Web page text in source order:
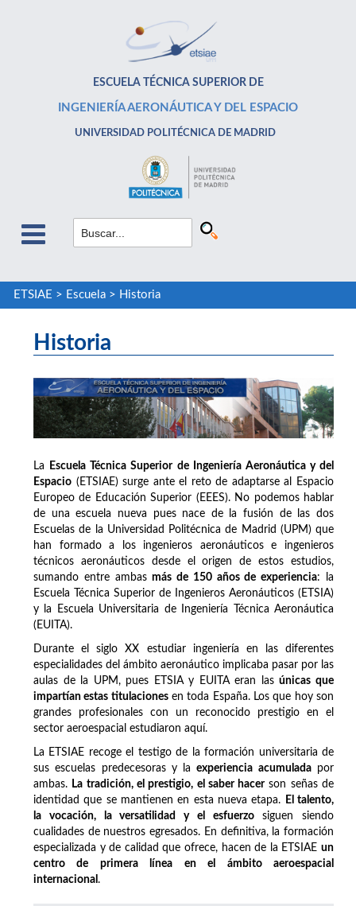
ESCUELA TÉCNICA SUPERIOR DE
INGENIERÍA AERONÁUTICA Y DEL ESPACIO
UNIVERSIDAD POLITÉCNICA DE MADRID
ETSIAE > Escuela> Historia
Historia
La
Escuela Técnica Superior de Ingeniería Aeronáutica y del
Espacio (ETSIAE) surge ante el reto de adaptarse al Espacio
Europeo de Educación Superior (EEES). No podemos hablar
de una escuela nueva pues nace de la fusión de las dos
Escuelas de la Universidad Politécnica de Madrid (UPM) que
han formado a los ingenieros aeronáuticos e ingenieros
técnicos aeronáuticos desde el origen de estos estudios,
sumando entre ambasmás de 150 años de experiencia: la
Escuela Técnica Superior de Ingenieros Aeronáuticos (ETSIA)
y la Escuela Universitaria de Ingeniería Técnica Aeronáutica
(EUITA).
Durante el siglo XX estudiar ingeniería en las diferentes
especialidades del ámbito aeronáutico implicaba pasar por las
aulas de la UPM, pues ETSIA y EUITA eran lasúnicas que
impartían estas titulacionesen toda España. Los que hoy son
grandes profesionales con un reconocido prestigio en el
sector aeroespacial estudiaron aquí.
La ETSIAE recoge el testigo de la formación universitaria de
sus escuelas predecesoras y laexperiencia acumuladapor
ambas. La tradición, el prestigio, el saber hacerson señas de
identidad que se mantienen en esta nueva etapa.
El talento,
la vocación, la versatilidad y el esfuerzosiguen siendo
cualidades de nuestros egresados. En definitiva, la formación
especializada y de calidad que ofrece, hacen de la ETSIAE un
centro de primera línea en el ámbito aeroespacial
internacional .